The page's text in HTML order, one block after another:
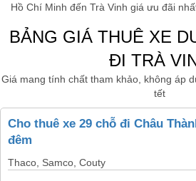
Hồ Chí Minh đến Trà Vinh giá ưu đãi
BẢNG GIÁ THUÊ XE
ĐI TRÀ
Giá mang tính chất tham khảo, không áp
tết
Cho thuê xe 29 chỗ đi Châu
đêm
Thaco, Samco, Couty